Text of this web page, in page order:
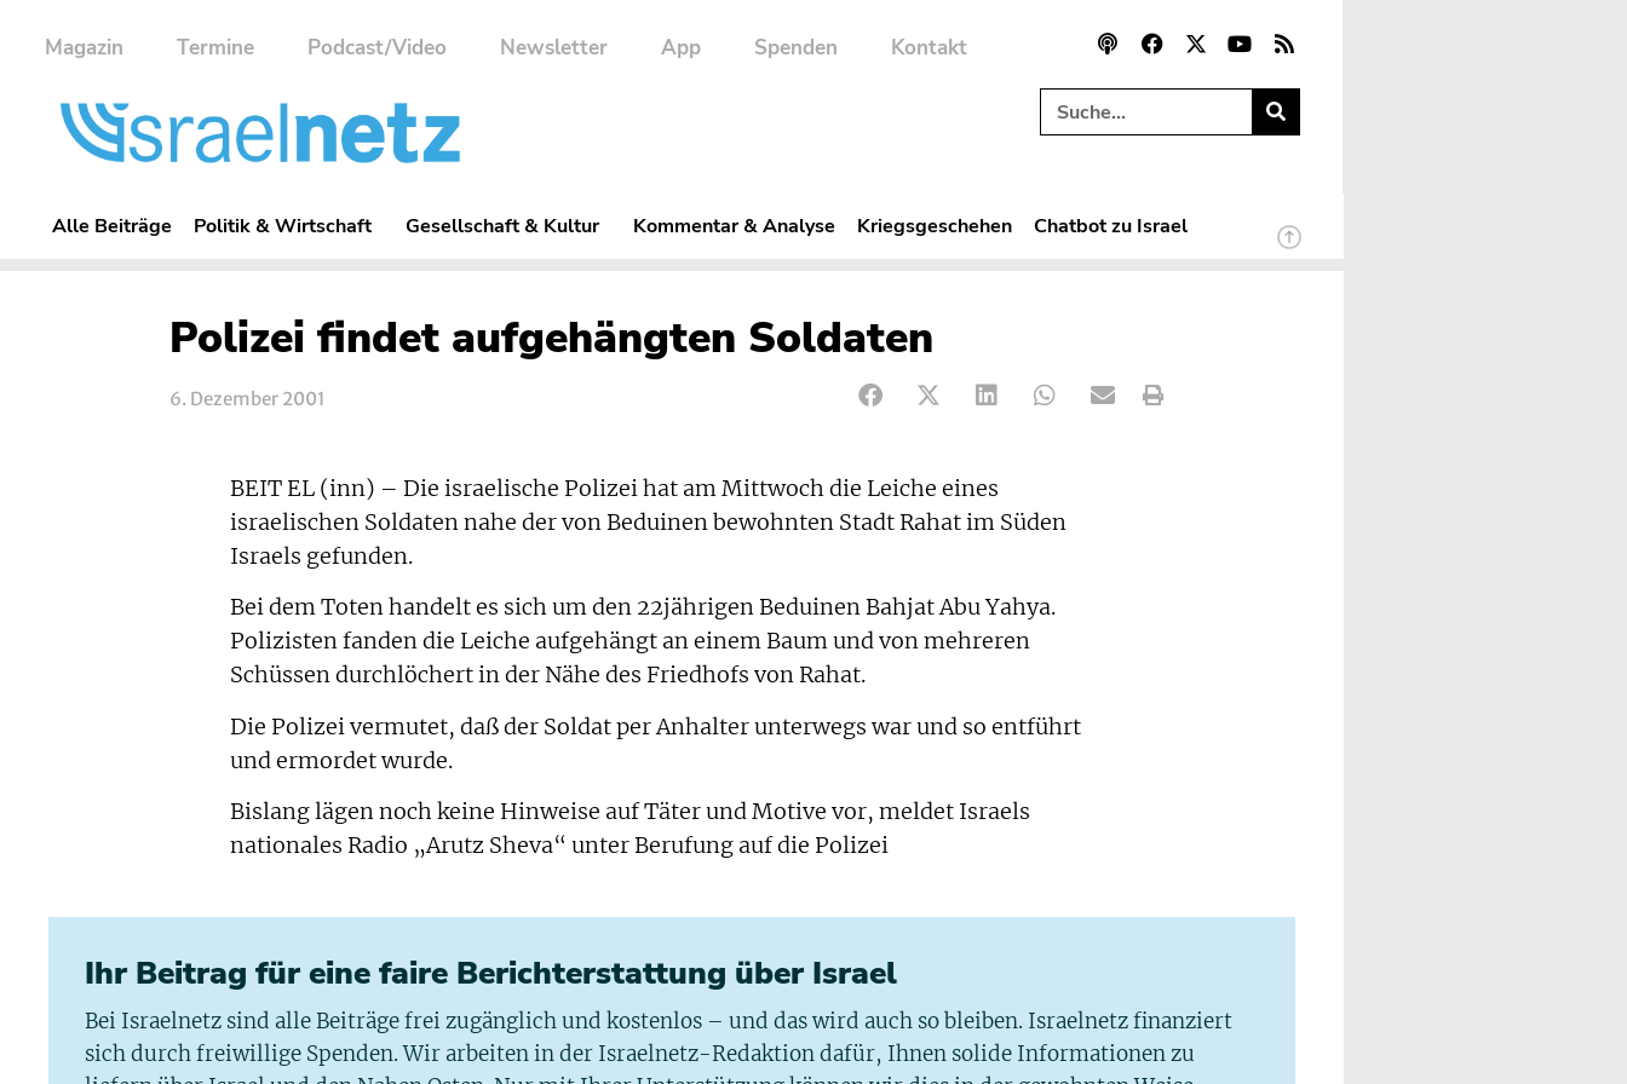
Magazin Termine Podcast/Video Newsletter App Spenden Kontakt
Alle Beiträge Politik & Wirtschaft Gesellschaft & Kultur Kommentar & Analyse Kriegsgeschehen Chatbot zu Israel
Polizei findet aufgehängten Soldaten
6. Dezember 2001
BEIT EL (inn) – Die israelische Polizei hat am Mittwoch die Leiche eines
israelischen Soldaten nahe der von Beduinen bewohnten Stadt Rahat im Süden
Israels gefunden.
Bei dem Toten handelt es sich um den 22jährigen Beduinen Bahjat Abu Yahya.
Polizisten fanden die Leiche aufgehängt an einem Baum und von mehreren
Schüssen durchlöchert in der Nähe des Friedhofs von Rahat.
Die Polizei vermutet, daß der Soldat per Anhalter unterwegs war und so entführt
und ermordet wurde.
Bislang lägen noch keine Hinweise auf Täter und Motive vor, meldet Israels
nationales Radio „Arutz Sheva“ unter Berufung auf die Polizei
Ihr Beitrag für eine faire Berichterstattung über Israel
Bei Israelnetz sind alle Beiträge frei zugänglich und kostenlos – und das wird auch so bleiben. Israelnetz finanziert
sich durch freiwillige Spenden. Wir arbeiten in der Israelnetz-Redaktion dafür, Ihnen solide Informationen zu